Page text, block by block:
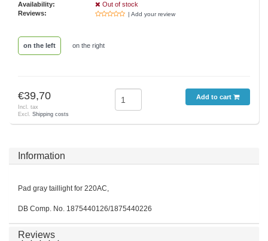
Availability:
Out of stock
Reviews:
| Add your review
on the left on the right
€39,70
Incl. tax
Excl. Shipping costs
Add to cart
Information
Pad gray taillight for 220AC,
DB Comp. No. 1875440126/1875440226
Reviews